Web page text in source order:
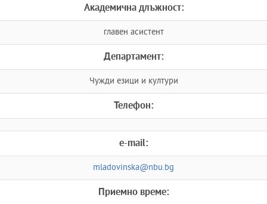
Академична длъжност:
главен асистент
Департамент:
Чужди езици и култури
Телефон:
e-mail:
mladovinska@nbu.bg
Приемно време: